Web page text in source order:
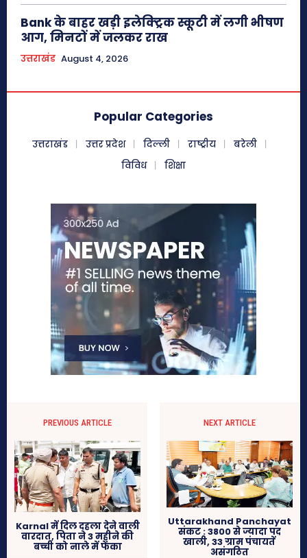
Bank के बाहर खड़ी इलेक्ट्रिक स्कूटी में लगी भीषण
आग, मिनटों में जलकर राख
उत्तराखंड August 4, 2026
Popular Categories
उत्तराखंड उत्तर प्रदेश दिल्ली राष्ट्रीय
बरेली
विविध
शिक्षा
PREVIOUS ARTICLE
Karnal में दिल दहला देने वाली
वारदात, पिता ने 3 महीने की
बच्ची को नाले में फेंका
NEXT ARTICLE
Uttarakhand Panchayat
संकट : 3800 से ज्यादा पद
खाली, 33 ग्राम पंचायतें
असंगठित